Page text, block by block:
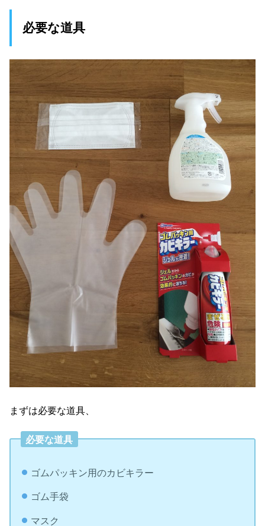
必要な道具
まずは必要な道具、
必要な道具
ゴムパッキン用のカビキラー
ゴム手袋
マスク